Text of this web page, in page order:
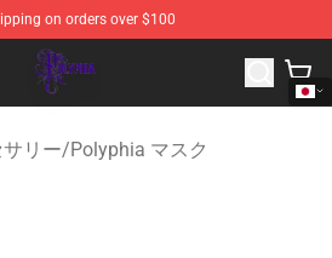
on orders over $100
Polyphia Merchandise Store
リー/Polyphia マスク